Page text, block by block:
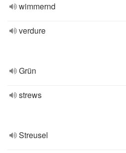
wimmernd
verdure
Grün
strews
Streusel